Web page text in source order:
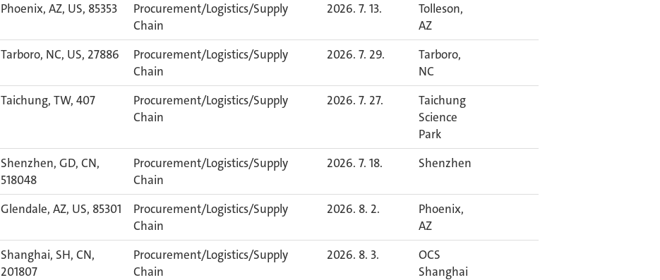
Phoenix, AZ, US, 85353
Procurement/Logistics/Supply
Chain
2026. 7. 13.
Tolleson,
AZ
Tarboro, NC, US, 27886
Procurement/Logistics/Supply
Chain
2026. 7. 29.
Tarboro,
NC
Taichung, TW, 407
Procurement/Logistics/Supply
Chain
2026. 7. 27.
Taichung
Science
Park
Shenzhen, GD, CN,
518048
Procurement/Logistics/Supply
Chain
2026. 7. 18. Shenzhen
Glendale, AZ, US, 85301
Procurement/Logistics/Supply
Chain
2026. 8. 2.
Phoenix,
AZ
Shanghai, SH, CN,
201807
Procurement/Logistics/Supply
Chain
2026. 8. 3.
OCS
Shanghai